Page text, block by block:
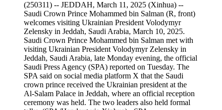
(250311) -- JEDDAH, March 11, 2025 (Xinhua) --
Saudi Crown Prince Mohammed bin Salman (R, front)
welcomes visiting Ukrainian President Volodymyr
Zelensky in Jeddah, Saudi Arabia, March 10, 2025.
Saudi Crown Prince Mohammed bin Salman met with
visiting Ukrainian President Volodymyr Zelensky in
Jeddah, Saudi Arabia, late Monday evening, the official
Saudi Press Agency (SPA) reported on Tuesday. The
SPA said on social media platform X that the Saudi
crown prince received the Ukrainian president at the
Al-Salam Palace in Jeddah, where an official reception
ceremony was held. The two leaders also held formal